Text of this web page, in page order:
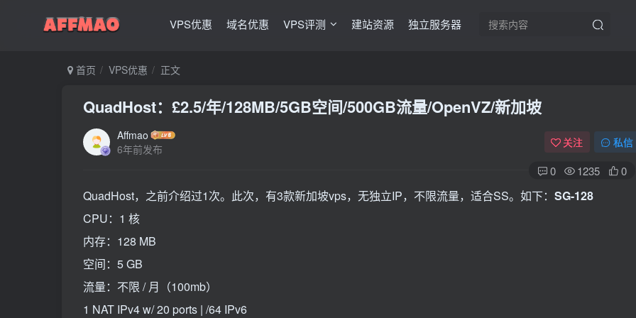
VPS优惠 域名优惠 VPS评测 建站资源 独立服务器
首页 VPS优惠 正文
QuadHost：£2.5/年/128MB/5GB空间/500GB流量/OpenVZ/新加坡
Affmao
6年前发布
关注 私信
0 1235 0
QuadHost，之前介绍过1次。此次，有3款新加坡vps，无独立IP，不限流量，适合SS。如下： SG-128
CPU：1 核
内存：128 MB
空间：5 GB
流量：不限 / 月（100mb）
1 NAT IPv4 w/ 20 ports | /64 IPv6